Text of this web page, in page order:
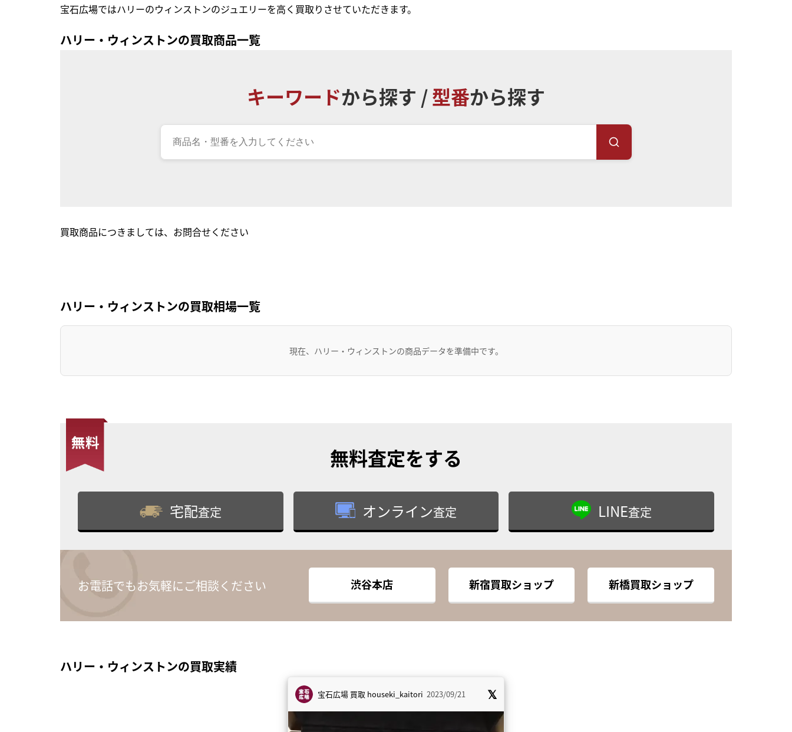
宝石広場ではハリーのウィンストンのジュエリーを高く買取りさせていただきます。
ハリー・ウィンストンの買取商品一覧
キーワードから探す /型番から探す
買取商品につきましては、お問合せください
ハリー・ウィンストンの買取相場一覧
現在、ハリー・ウィンストンの商品データを準備中です。
無料査定をする
宅配査定 オンライン査定 LINE査定
お電話でもお気軽にご相談ください 渋谷本店 新宿買取ショップ 新橋買取ショップ
ハリー・ウィンストンの買取実績
宝石広場 買取 houseki_kaitori 2023/09/21